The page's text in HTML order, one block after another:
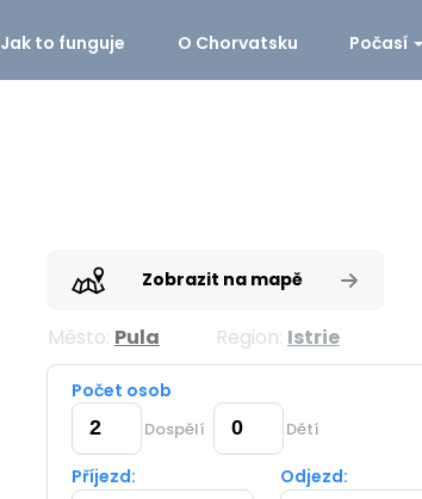
Jak to funguje O Chorvatsku Počasí
Zobrazit na mapě
Město: Pula Region: Istrie
Počet osob
Dospělí Dětí
Příjezd: Odjezd: